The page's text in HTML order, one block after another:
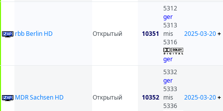
rbb Berlin HD Открытый 10351
5312
ger
5313
mis
5316
ger
2025-03-20+
MDR Sachsen HD Открытый 10352
5332
ger
5333
mis
5336
2025-03-20+